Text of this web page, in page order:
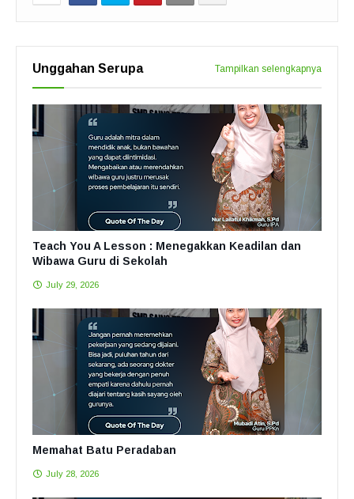
Unggahan Serupa Tampilkan selengkapnya
Teach You A Lesson : Menegakkan Keadilan dan
Wibawa Guru di Sekolah
July 29, 2026
Memahat Batu Peradaban
July 28, 2026